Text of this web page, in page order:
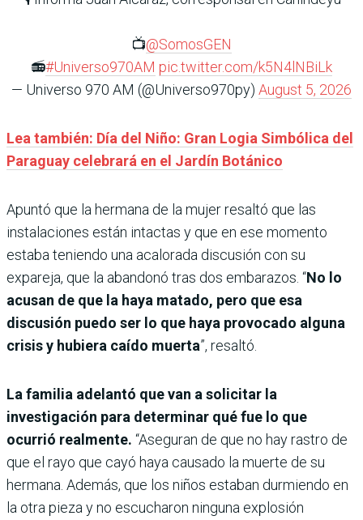
📺@SomosGEN
📻#Universo970AM pic.twitter.com/k5N4lNBiLk
— Universo 970 AM (@Universo970py) August 5, 2026
Lea también: Día del Niño: Gran Logia Simbólica del
Paraguay celebrará en el Jardín Botánico
Apuntó que la hermana de la mujer resaltó que las
instalaciones están intactas y que en ese momento
estaba teniendo una acalorada discusión con su
expareja, que la abandonó tras dos embarazos. “No lo
acusan de que la haya matado, pero que esa
discusión puedo ser lo que haya provocado alguna
crisis y hubiera caído muerta”, resaltó.
La familia adelantó que van a solicitar la
investigación para determinar qué fue lo que
ocurrió realmente. “Aseguran de que no hay rastro de
que el rayo que cayó haya causado la muerte de su
hermana. Además, que los niños estaban durmiendo en
la otra pieza y no escucharon ninguna explosión